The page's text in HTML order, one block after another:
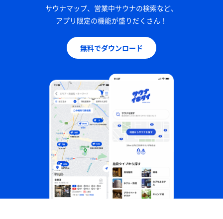
サウナマップ、営業中サウナの検索など、
アプリ限定の機能が盛りだくさん！
無料でダウンロード